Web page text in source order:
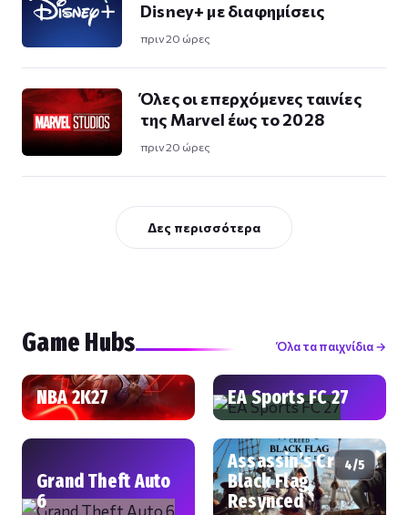
Disney+ με διαφημίσεις
πριν 20 ώρες
Όλες οι επερχόμενες ταινίες
της Marvel έως το 2028
πριν 20 ώρες
Δες περισσότερα
Game Hubs Όλα τα παιχνίδια →
NBA 2K27 EA Sports FC 27
Grand Theft Auto
6
Assassin’s Creed
Black Flag
Resynced
4/5